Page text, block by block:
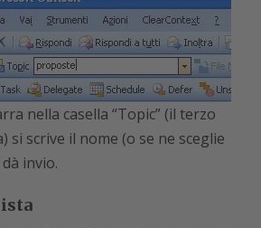
nella casella “Topic” (il terzo
si scrive il nome (o se ne sceglie
invio.